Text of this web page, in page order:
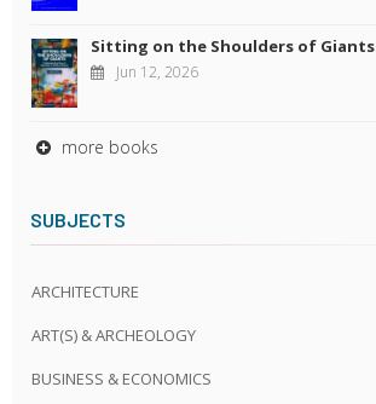
Sitting on the Shoulders of Giants
Jun 12, 2026
more books
SUBJECTS
ARCHITECTURE
ART(S) & ARCHEOLOGY
BUSINESS & ECONOMICS